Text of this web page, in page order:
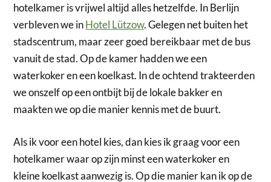
hotelkamer is vrijwel altijd alles hetzelfde. In Berlijn
verbleven we inHotel Lützow. Gelegen net buiten het
stadscentrum, maar zeer goed bereikbaar met de bus
vanuit de stad. Op de kamer hadden we een
waterkoker en een koelkast. In de ochtend trakteerden
we onszelf op een ontbijt bij de lokale bakker en
maakten we op die manier kennis met de buurt.
Als ik voor een hotel kies, dan kies ik graag voor een
hotelkamer waar op zijn minst een waterkoker en
kleine koelkast aanwezig is. Op die manier kan ik op de